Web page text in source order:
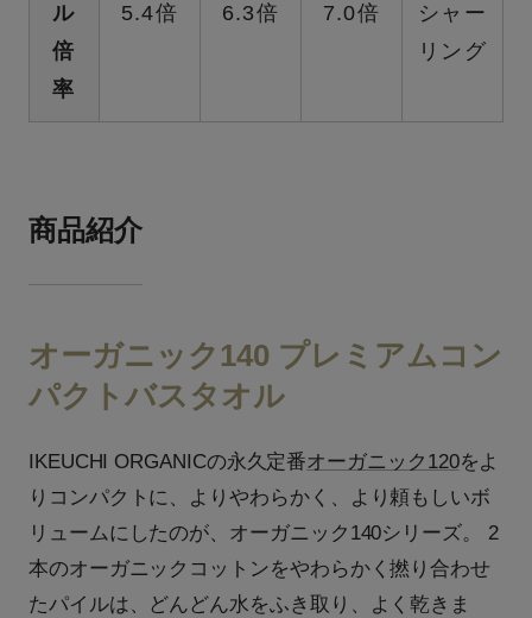
ル
倍
率
5.4倍 6.3倍 7.0倍
シャー
リング
商品紹介
オーガニック140 プレミアムコン
パクトバスタオル
IKEUCHI ORGANICの永久定番オーガニック120をよ
りコンパクトに、よりやわらかく、より頼もしいボ
リュームにしたのが、オーガニック140シリーズ。 2
本のオーガニックコットンをやわらかく撚り合わせ
たパイルは、どんどん水をふき取り、よく乾きま